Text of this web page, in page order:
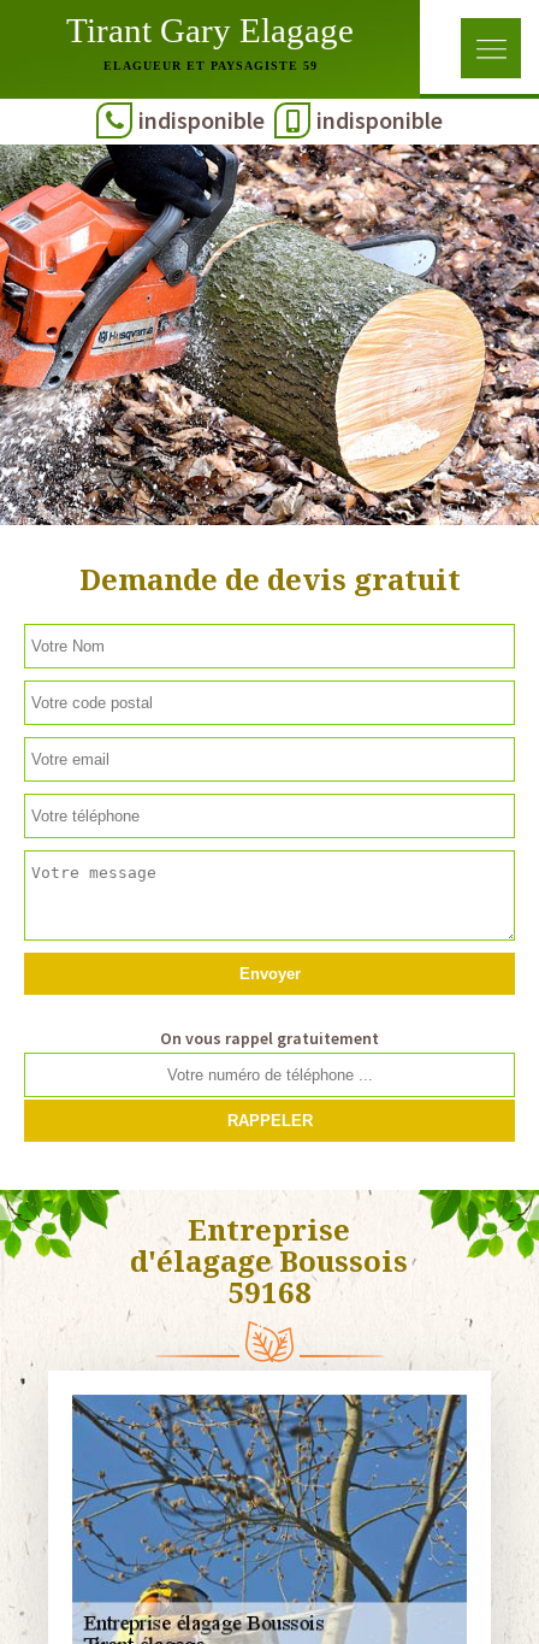
Tirant Gary Elagage
ELAGUEUR ET PAYSAGISTE 59
indisponible indisponible
Demande de devis gratuit
On vous rappel gratuitement
Entreprise
d'élagage Boussois
59168